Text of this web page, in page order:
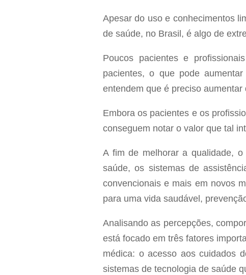
Apesar do uso e conhecimentos
de saúde, no Brasil, é algo de
Poucos pacientes e
pacientes, o que pode
entendem que é preciso
Embora os pacientes e os
conseguem notar o valor que tal
A fim de melhorar a qualidade,
saúde, os sistemas de
convencionais e mais em novos
para uma vida saudável,
Analisando as percepções,
está focado em três fatores
médica: o acesso aos cuidados
sistemas de tecnologia de saúde